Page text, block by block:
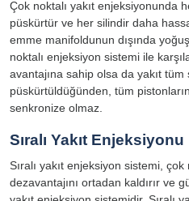
Çok noktalı yakıt enjeksiyonunda
püskürtür ve her silindir daha
emme manifoldunun dışında
noktalı enjeksiyon sistemi ile
avantajına sahip olsa da yakıt tüm
püskürtüldüğünden, tüm
senkronize olmaz.
Sıralı Yakıt Enjeksiyonu
Sıralı yakıt enjeksiyon sistemi,
dezavantajını ortadan kaldırır ve